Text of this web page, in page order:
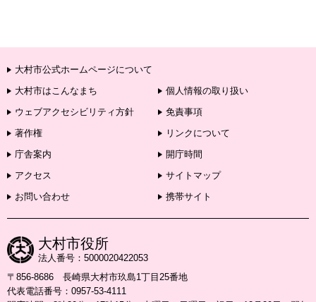
大村市公式ホームページについて
大村市はこんなまち
個人情報の取り扱い
ウェブアクセシビリティ方針
免責事項
著作権
リンクについて
庁舎案内
開庁時間
アクセス
サイトマップ
お問い合わせ
携帯サイト
大村市役所
法人番号：5000020422053
〒856-8686 長崎県大村市玖島1丁目25番地
代表電話番号：0957-53-4111